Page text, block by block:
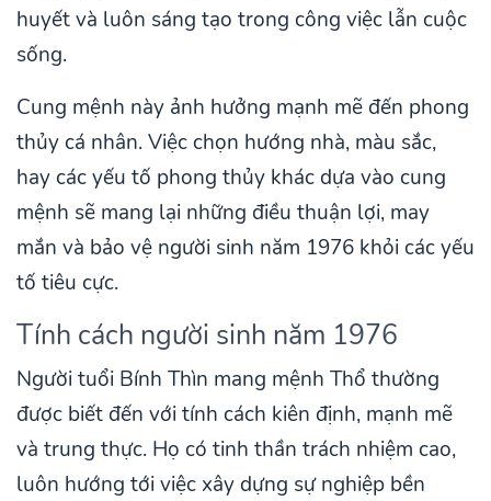
huyết và luôn sáng tạo trong công việc lẫn cuộc
sống.
Cung mệnh này ảnh hưởng mạnh mẽ đến phong
thủy cá nhân. Việc chọn hướng nhà, màu sắc,
hay các yếu tố phong thủy khác dựa vào cung
mệnh sẽ mang lại những điều thuận lợi, may
mắn và bảo vệ người sinh năm 1976 khỏi các yếu
tố tiêu cực.
Tính cách người sinh năm 1976
Người tuổi Bính Thìn mang mệnh Thổ thường
được biết đến với tính cách kiên định, mạnh mẽ
và trung thực. Họ có tinh thần trách nhiệm cao,
luôn hướng tới việc xây dựng sự nghiệp bền